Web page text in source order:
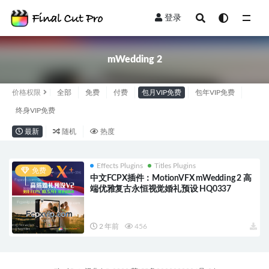
登录
mWedding 2
价格权限 全部 免费 付费 包月VIP免费 包年VIP免费
终身VIP免费
最新 随机 热度
免费
Effects Plugins Titles Plugins
中文FCPX插件：MotionVFX mWedding 2 高
端优雅复古永恒视觉婚礼预设 HQ0337
2 年前 456